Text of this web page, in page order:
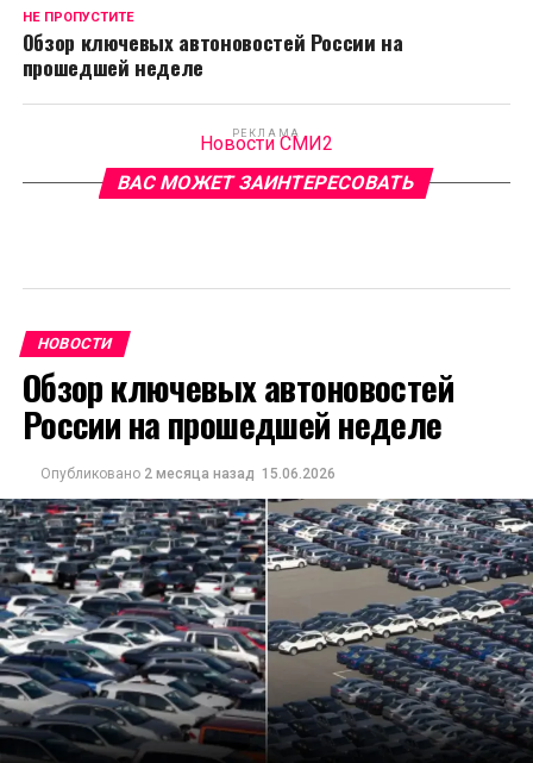
НЕ ПРОПУСТИТЕ
Обзор ключевых автоновостей России на
прошедшей неделе
РЕКЛАМА
Новости СМИ2
ВАС МОЖЕТ ЗАИНТЕРЕСОВАТЬ
НОВОСТИ
Обзор ключевых автоновостей
России на прошедшей неделе
Опубликовано 2 месяца назад 15.06.2026